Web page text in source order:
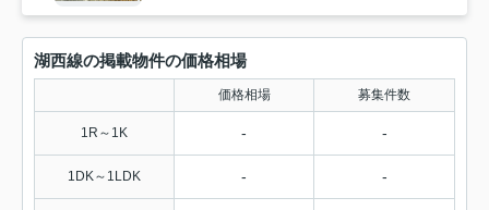
湖西線の掲載物件の価格相場
価格相場 募集件数
1R～1K - -
1DK～1LDK - -